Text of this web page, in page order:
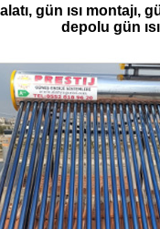
gün ısı montajı,
depolu gün